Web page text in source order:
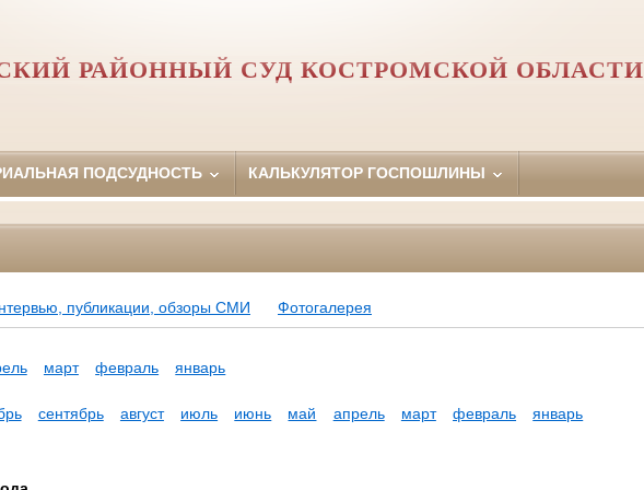
РАЙОННЫЙ СУД КОСТРОМСКОЙ ОБЛАСТИ
ПОДСУДНОСТЬ КАЛЬКУЛЯТОР ГОСПОШЛИНЫ
публикации, обзоры СМИ Фотогалерея
март февраль январь
сентябрь август июль июнь май апрель март февраль январь